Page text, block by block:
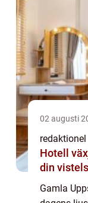
02 augusti
redaktionel
Hotell växjö så hittar du rätt
din
Gamla